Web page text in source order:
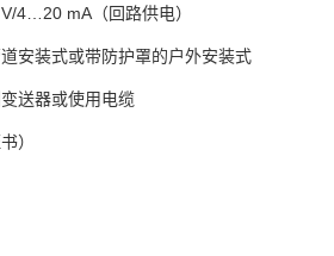
4…20 mA（回路供电）
安装式或带防护罩的户外安装式
送器或使用电缆
）